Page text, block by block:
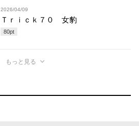
2026/04/09
Ｔｒｉｃｋ７０ 女豹
80pt
もっと見る